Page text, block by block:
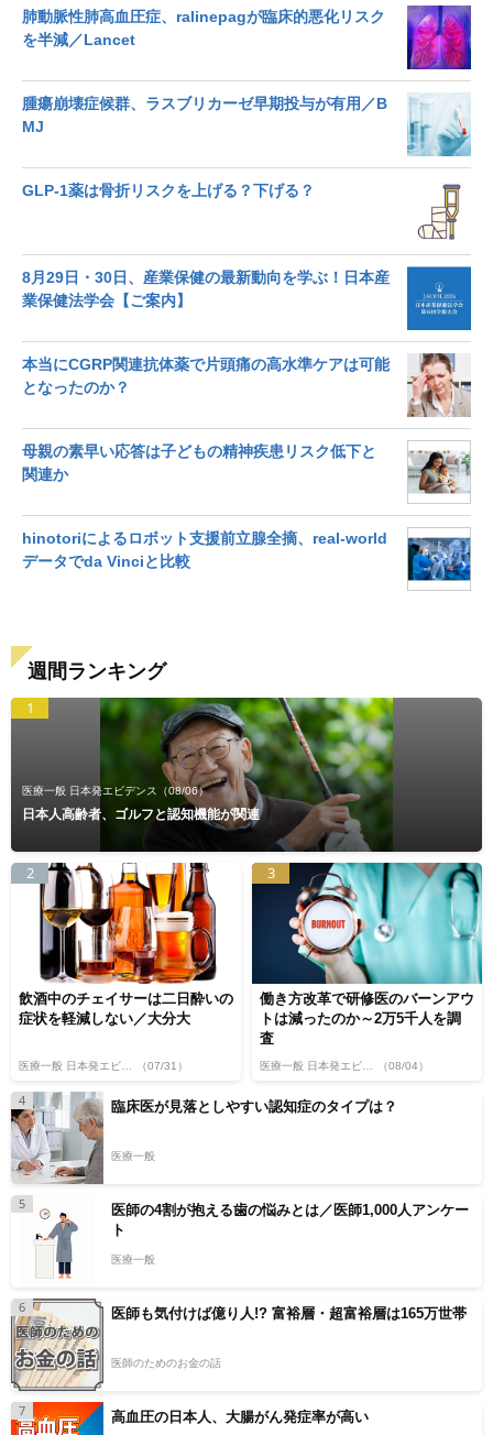
肺動脈性肺高血圧症、ralinepagが臨床的悪化リスク
を半減／Lancet
腫瘍崩壊症候群、ラスブリカーゼ早期投与が有用／B
MJ
GLP-1薬は骨折リスクを上げる？下げる？
8月29日・30日、産業保健の最新動向を学ぶ！日本産
業保健法学会【ご案内】
本当にCGRP関連抗体薬で片頭痛の高水準ケアは可能
となったのか？
母親の素早い応答は子どもの精神疾患リスク低下と
関連か
hinotoriによるロボット支援前立腺全摘、real-world
データでda Vinciと比較
週間ランキング
1
医療一般 日本発エビデンス （08/06）
日本人高齢者、ゴルフと認知機能が関連
2
飲酒中のチェイサーは二日酔いの
症状を軽減しない／大分大
（07/31）
3
働き方改革で研修医のバーンアウ
トは減ったのか～2万5千人を調
査
（08/04）
4 臨床医が見落としやすい認知症のタイプは？
医療一般
5
医師の4割が抱える歯の悩みとは／医師1,000人アンケー
ト
医療一般
6 医師も気付けば億り人!? 富裕層・超富裕層は165万世帯
医師のためのお金の話
7 高血圧の日本人、大腸がん発症率が高い